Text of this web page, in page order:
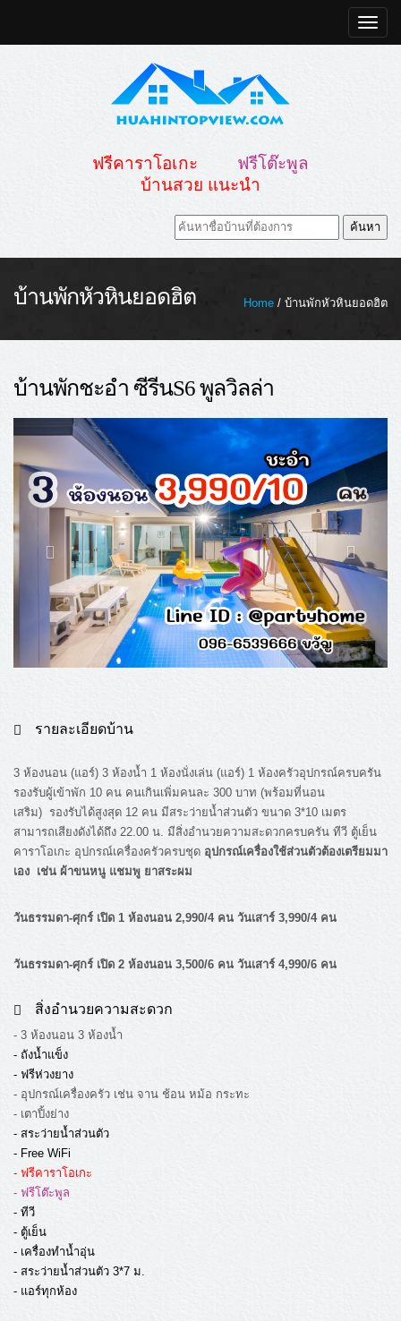
Toggle
ฟรีคาราโอเกะ
ฟรีโต๊ะพูล
บ้านสวย แนะนำ
Home / บ้านพักหัวหินยอดฮิต
บ้านพักหัวหินยอดฮิต
บ้านพักชะอำ ซีรีนS6 พูลวิลล่า
รายละเอียดบ้าน
3 ห้องนอน (แอร์) 3 ห้องน้ำ 1 ห้องนั่งเล่น (แอร์) 1 ห้องครัวอุปกรณ์ครบครัน
รองรับผู้เข้าพัก 10 คน คนเกินเพิ่มคนละ 300 บาท (พร้อมที่นอน
เสริม) รองรับได้สูงสุด 12 คน มีสระว่ายน้ำส่วนตัว ขนาด 3*10 เมตร
สามารถเสียงดังได้ถึง 22.00 น. มีสิ่งอำนวยความสะดวกครบครัน ทีวี ตู้เย็น
คาราโอเกะ อุปกรณ์เครื่องครัวครบชุด อุปกรณ์เครื่องใช้ส่วนตัวต้องเตรียมมา
เอง เช่น ผ้าขนหนู แชมพู ยาสระผม
วันธรรมดา-ศุกร์ เปิด 1 ห้องนอน 2,990/4 คน วันเสาร์ 3,990/4 คน
วันธรรมดา-ศุกร์ เปิด 2 ห้องนอน 3,500/6 คน วันเสาร์ 4,990/6 คน
สิ่งอำนวยความสะดวก
- 3 ห้องนอน 3 ห้องน้ำ
- ถังน้ำแข็ง
- ฟรีห่วงยาง
- อุปกรณ์เครื่องครัว เช่น จาน ช้อน หม้อ กระทะ
- เตาปิ้งย่าง
- สระว่ายน้ำส่วนตัว
- Free WiFi
- ฟรีคาราโอเกะ
- ฟรีโต๊ะพูล
- ทีวี
- ตู้เย็น
- เครื่องทำน้ำอุ่น
- สระว่ายน้ำส่วนตัว 3*7 ม.
- แอร์ทุกห้อง